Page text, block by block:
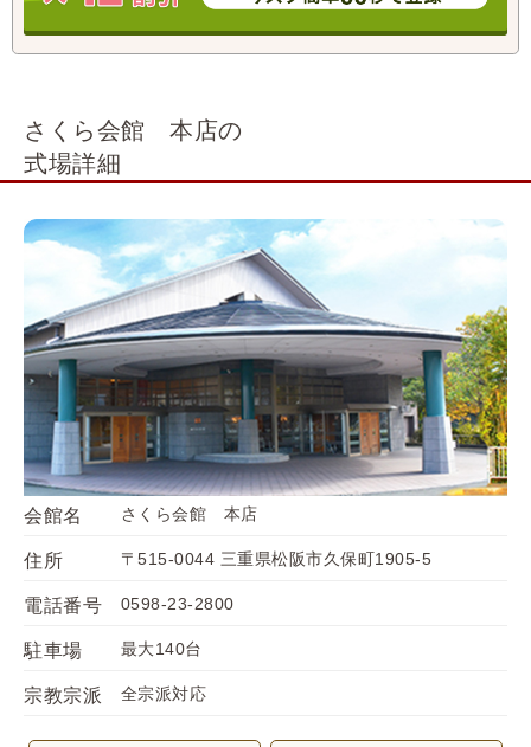
さくら会館 本店の
式場詳細
会館名 さくら会館 本店
住所 〒515-0044 三重県松阪市久保町1905-5
電話番号 0598-23-2800
駐車場 最大140台
宗教宗派 全宗派対応